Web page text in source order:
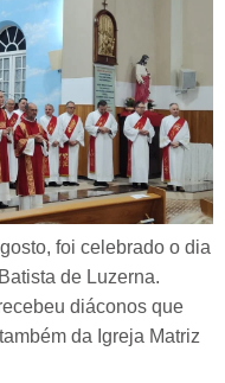
foi celebrado o dia
de Luzerna.
diáconos que
da Igreja Matriz